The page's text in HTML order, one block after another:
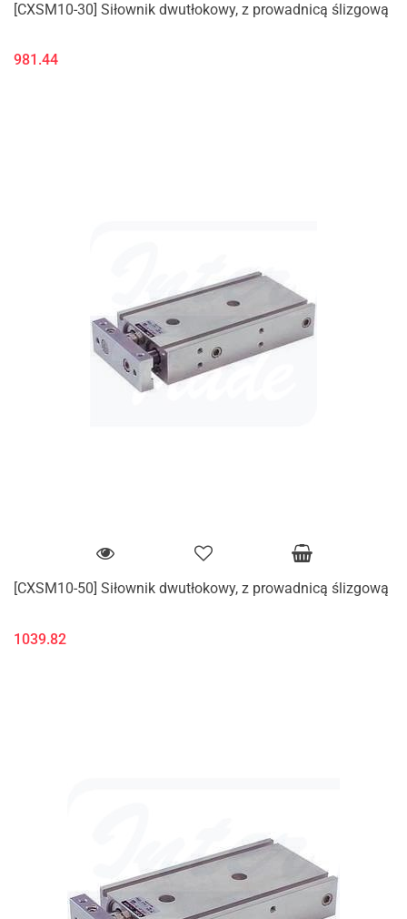
[CXSM10-30] Siłownik dwutłokowy, z prowadnicą ślizgową
981.44
[CXSM10-50] Siłownik dwutłokowy, z prowadnicą ślizgową
1039.82